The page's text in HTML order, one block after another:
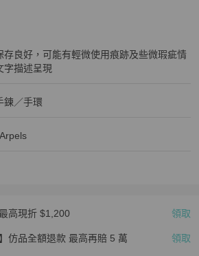
件
存良好，可能有輕微使用痕跡及些微瑕疵情
字描述呈現
件分類資訊
鍊／手環
女士配件
單
高現折 $1,200 領取
仿品全額退款 最高再賠 5 萬 領取